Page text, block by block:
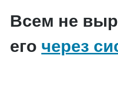
Всем не
его через